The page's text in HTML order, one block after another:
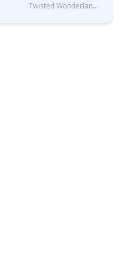
Twisted Wonderland Kin Quiz